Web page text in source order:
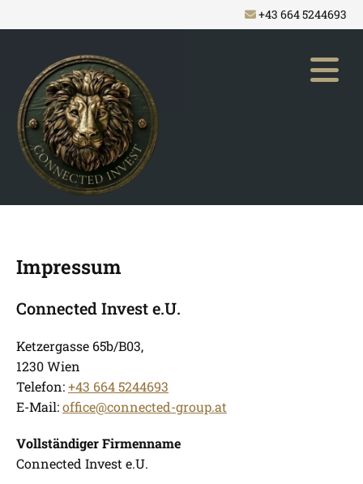
 +43 664 5244693
Impressum
Connected Invest e.U.
Ketzergasse 65b/B03,
1230 Wien
Telefon:+43 664 5244693
E-Mail:office@connected-group.at
Vollständiger Firmenname
Connected Invest e.U.